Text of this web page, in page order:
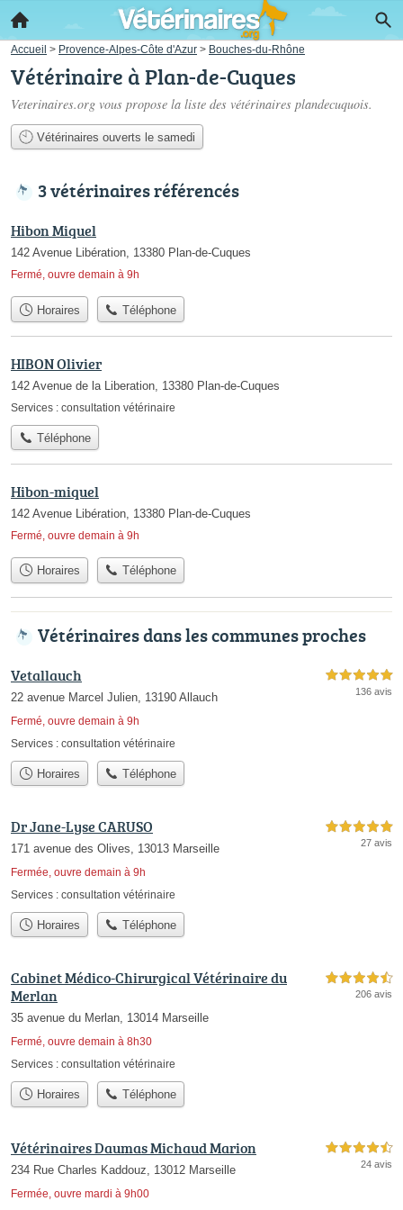
Accueil > Provence-Alpes-Côte d'Azur > Bouches-du-Rhône
Vétérinaire à Plan-de-Cuques
Veterinaires.org vous propose la liste des vétérinaires plandecuquois.
Vétérinaires ouverts le samedi
3 vétérinaires référencés
Hibon Miquel
142 Avenue Libération, 13380 Plan-de-Cuques
Fermé, ouvre demain à 9h
Horaires Téléphone
HIBON Olivier
142 Avenue de la Liberation, 13380 Plan-de-Cuques
Services : consultation vétérinaire
Téléphone
Hibon-miquel
142 Avenue Libération, 13380 Plan-de-Cuques
Fermé, ouvre demain à 9h
Horaires Téléphone
Vétérinaires dans les communes proches
Vetallauch
22 avenue Marcel Julien, 13190 Allauch
Fermé, ouvre demain à 9h
5,0 étoiles sur 5
136 avis
Services : consultation vétérinaire
Horaires Téléphone
Dr Jane-Lyse CARUSO
171 avenue des Olives, 13013 Marseille
Fermée, ouvre demain à 9h
5,0 étoiles sur 5
27 avis
Services : consultation vétérinaire
Horaires Téléphone
Cabinet Médico-Chirurgical Vétérinaire du
Merlan
35 avenue du Merlan, 13014 Marseille
Fermé, ouvre demain à 8h30
4,5 étoiles sur 5
206 avis
Services : consultation vétérinaire
Horaires Téléphone
Vétérinaires Daumas Michaud Marion
234 Rue Charles Kaddouz, 13012 Marseille
Fermée, ouvre mardi à 9h00
4,5 étoiles sur 5
24 avis